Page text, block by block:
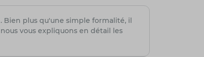
Bien plus qu'une simple formalité, il
vous expliquons en détail les